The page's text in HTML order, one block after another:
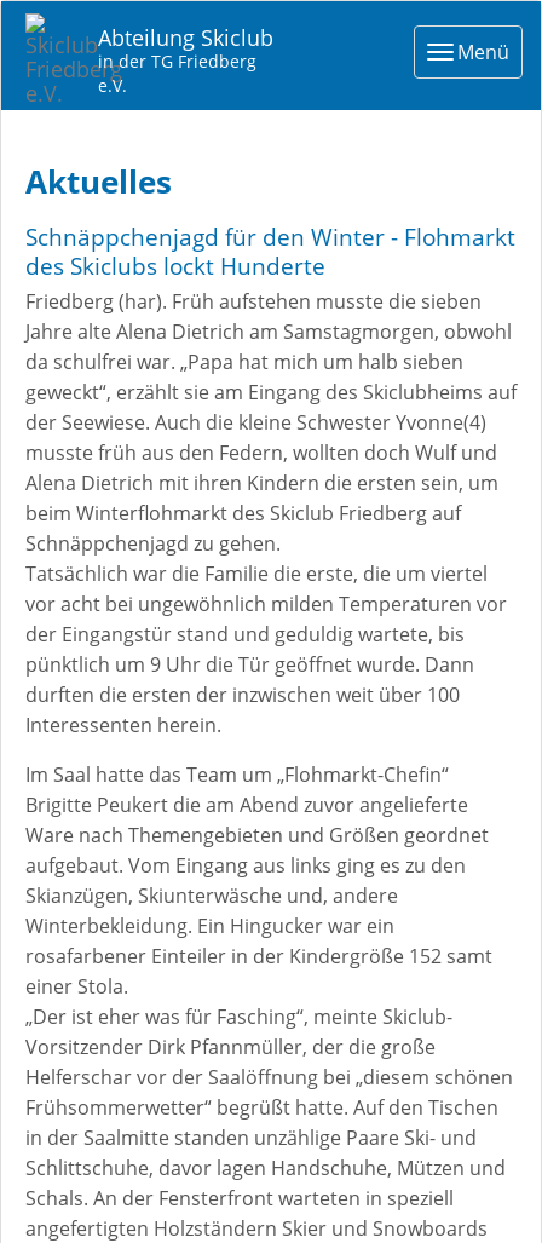
Toggle
Menü
Abteilung Skiclub
in der TG Friedberg
e.V.
Aktuelles
Schnäppchenjagd für den Winter - Flohmarkt
des Skiclubs lockt Hunderte
Friedberg (har). Früh aufstehen musste die sieben
Jahre alte Alena Dietrich am Samstagmorgen, obwohl
da schulfrei war. „Papa hat mich um halb sieben
geweckt“, erzählt sie am Eingang des Skiclubheims auf
der Seewiese. Auch die kleine Schwester Yvonne(4)
musste früh aus den Federn, wollten doch Wulf und
Alena Dietrich mit ihren Kindern die ersten sein, um
beim Winterflohmarkt des Skiclub Friedberg auf
Schnäppchenjagd zu gehen.
Tatsächlich war die Familie die erste, die um viertel
vor acht bei ungewöhnlich milden Temperaturen vor
der Eingangstür stand und geduldig wartete, bis
pünktlich um 9 Uhr die Tür geöffnet wurde. Dann
durften die ersten der inzwischen weit über 100
Interessenten herein.
Im Saal hatte das Team um „Flohmarkt-Chefin“
Brigitte Peukert die am Abend zuvor angelieferte
Ware nach Themengebieten und Größen geordnet
aufgebaut. Vom Eingang aus links ging es zu den
Skianzügen, Skiunterwäsche und, andere
Winterbekleidung. Ein Hingucker war ein
rosafarbener Einteiler in der Kindergröße 152 samt
einer Stola.
„Der ist eher was für Fasching“, meinte Skiclub-
Vorsitzender Dirk Pfannmüller, der die große
Helferschar vor der Saalöffnung bei „diesem schönen
Frühsommerwetter“ begrüßt hatte. Auf den Tischen
in der Saalmitte standen unzählige Paare Ski- und
Schlittschuhe, davor lagen Handschuhe, Mützen und
Schals. An der Fensterfront warteten in speziell
angefertigten Holzständern Skier und Snowboards